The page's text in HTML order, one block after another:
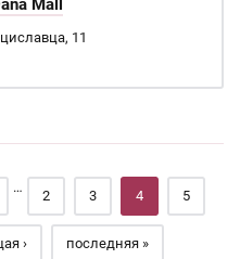
Mall
11
…
2 3 4 5
› последняя »